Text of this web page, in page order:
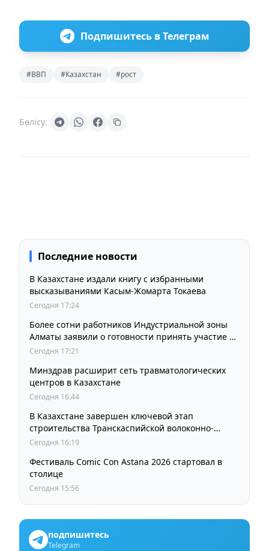
Подпишитесь в Телеграм
#ВВП #Казахстан #рост
Бөлісу:
Последние новости
В Казахстане издали книгу с избранными
высказываниями Касым-Жомарта Токаева
Сегодня 17:24
Более сотни работников Индустриальной зоны
Алматы заявили о готовности принять участие в
выборах членов Курылтая
Сегодня 17:21
Минздрав расширит сеть травматологических
центров в Казахстане
Сегодня 16:44
В Казахстане завершен ключевой этап
строительства Транскаспийской волоконно-
оптической линии связи
Сегодня 16:19
Фестиваль Comic Con Astana 2026 стартовал в
столице
Сегодня 15:56
подпишитесь
Telegram